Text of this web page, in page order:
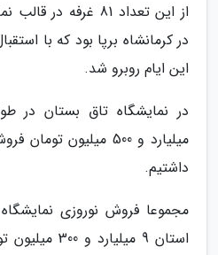
از این تعداد 81
در کرمانشاه برپا بود که با
این ایام روبرو شد.
در نمایشگاه تاق بستان در
میلیارد و 500
داشتیم.
مجموعا فروش نوروزی
استان 9